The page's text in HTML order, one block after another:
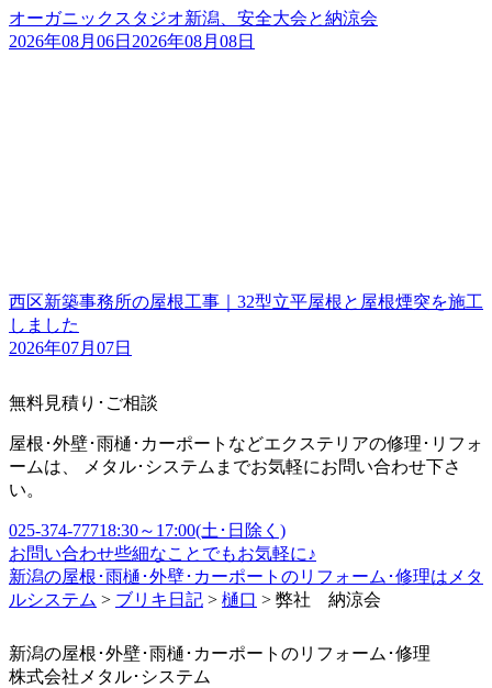
オーガニックスタジオ新潟、安全大会と納涼会
2026年08月06日 2026年08月08日
西区新築事務所の屋根工事｜32型立平屋根と屋根煙突を施工
しました
2026年07月07日
無料見積り･ご相談
屋根･外壁･雨樋･カーポートなどエクステリアの修理･リフォ
ームは、 メタル･システムまでお気軽にお問い合わせ下さ
い。
025-374-77718:30～17:00(土･日除く)
お問い合わせ些細なことでもお気軽に♪
新潟の屋根･雨樋･外壁･カーポートのリフォーム･修理はメタ
ルシステム > ブリキ日記 > 樋口 > 弊社 納涼会
新潟の屋根･外壁･雨樋･カーポートのリフォーム･修理
株式会社 メタル･システム